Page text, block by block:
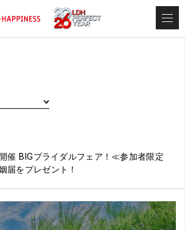
催 BIGブライダルフェア！≪参加者限定
届をプレゼント！